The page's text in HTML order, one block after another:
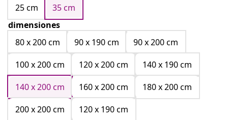
25 cm
35 cm
dimensiones
80 x 200 cm
90 x 190 cm
90 x 200 cm
100 x 200 cm
120 x 200 cm
140 x 190 cm
140 x 200 cm
160 x 200 cm
180 x 200 cm
200 x 200 cm
120 x 190 cm